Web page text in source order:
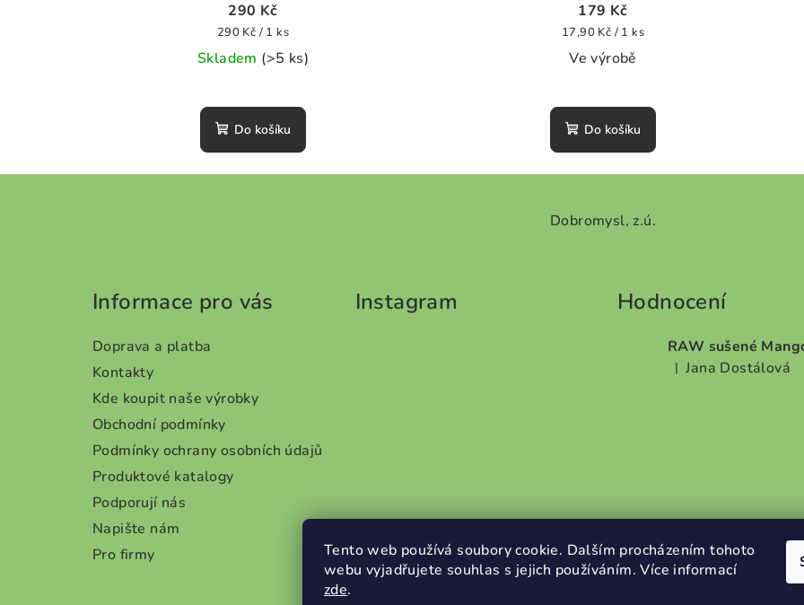
Tento web používá soubory cookie. Dalším procházením tohoto
webu vyjadřujete souhlas s jejich používáním. Více informací
zde.
290 Kč
Měrná
cena:
290 Kč / 1 ks
Skladem (>5 ks)
hodnocení
produktu
je
0,0
Do košíku
179 Kč
Měrná
cena:
17,90 Kč / 1 ks
Ve výrobě
hodnocení
produktu
je
0,0
5
Do košíku
Dobromysl, z.ú.
Informace pro vás
Doprava a platba
Kontakty
Kde koupit naše výrobky
Obchodní podmínky
Podmínky ochrany osobních údajů
Produktové katalogy
Podporují nás
Napište nám
Pro firmy
Instagram Hodnocení
RAW sušené
Hodnocení produktu
| Jana Dostálová